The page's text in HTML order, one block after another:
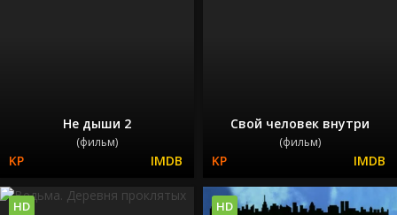
Не дыши 2
(фильм)
Свой человек внутри
(фильм)
HD HD